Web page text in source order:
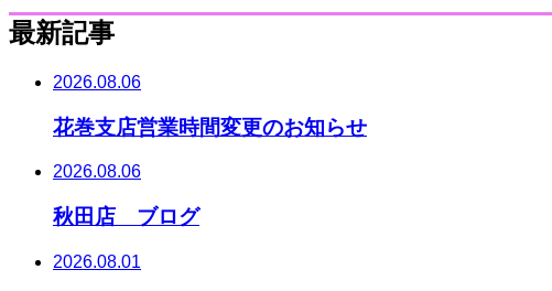
最新記事
2026.08.06
花巻支店営業時間変更のお知らせ
2026.08.06
秋田店 ブログ
2026.08.01